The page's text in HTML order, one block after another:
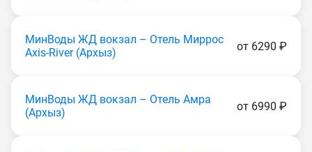
МинВоды ЖД вокзал – Отель Миррос
Axis-River (Apxыз)
от 6290 ₽
МинВоды ЖД вокзал – Отель Амра
(Apxыз)
от 6990 ₽